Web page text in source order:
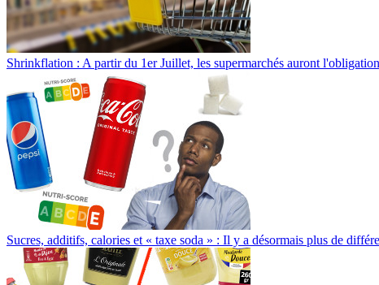
Shrinkflation : A partir du 1er Juillet, les supermarchés auront
Sucres, additifs, calories et « taxe soda » : Il y a désormais plus de